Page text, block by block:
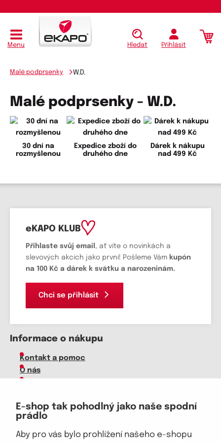
E-shop tak pohodlný jako naše spodní
prádlo
Aby pro vás bylo prohlížení našeho e-shopu
Menu Hledat Přihlásit
Malé podprsenky W.D.
Malé podprsenky - W.D.
30 dní na
rozmyšlenou
Expedice zboží do
druhého dne
Dárek k nákupu
nad 499 Kč
eKAPO KLUB
Přihlaste svůj email , ať víte o novinkách a
slevových akcích jako první! Pošleme Vám kupón
na 100 Kč a dárek k svátku a narozeninám.
Chci se přihlásit
Informace o nákupu
Kontakt a pomoc
O nás
Velkoobchod
Vrácení zboží, reklamace
Obchodní podmínky